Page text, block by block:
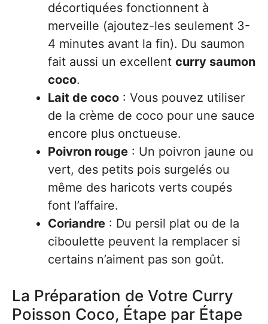
décortiquées fonctionnent à
merveille (ajoutez-les seulement 3-
4 minutes avant la fin). Du saumon
fait aussi un excellent curry saumon
coco.
Lait de coco : Vous pouvez utiliser
de la crème de coco pour une sauce
encore plus onctueuse.
Poivron rouge : Un poivron jaune ou
vert, des petits pois surgelés ou
même des haricots verts coupés
font l’affaire.
Coriandre : Du persil plat ou de la
ciboulette peuvent la remplacer si
certains n’aiment pas son goût.
La Préparation de Votre Curry
Poisson Coco, Étape par Étape